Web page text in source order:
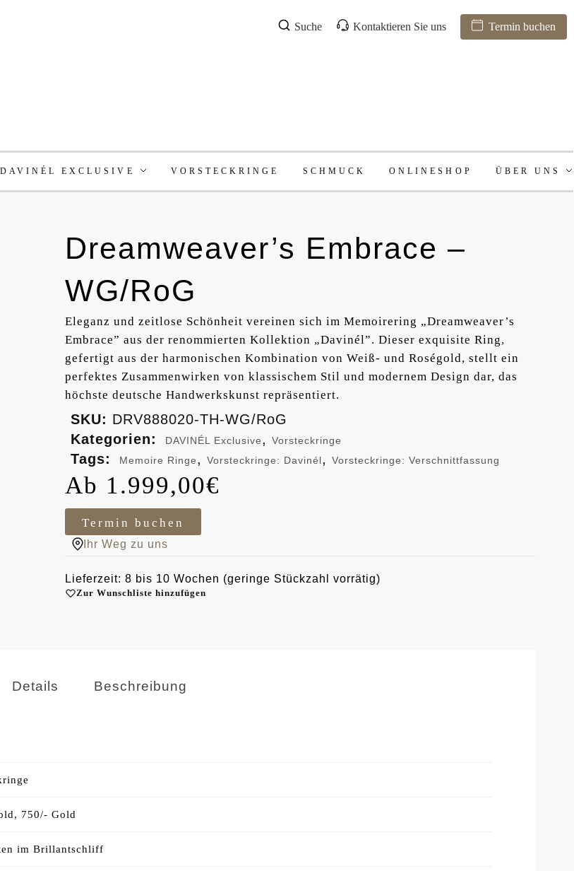
Suche Kontaktieren Sie uns Termin buchen
DAVINÉL EXCLUSIVE VORSTECKRINGE SCHMUCK ONLINESHOP ÜBER UNS
Dreamweaver’s Embrace –
WG/RoG
Eleganz und zeitlose Schönheit vereinen sich im Memoirering „Dreamweaver’s
Embrace” aus der renommierten Kollektion „Davinél”. Dieser exquisite Ring,
gefertigt aus der harmonischen Kombination von Weiß- und Roségold, stellt ein
perfektes Zusammenwirken von klassischem Stil und modernem Design dar, das
höchste deutsche Handwerkskunst repräsentiert.
SKU: DRV888020-TH-WG/RoG
Kategorien:
DAVINÉL Exclusive, Vorsteckringe
Tags: Memoire Ringe, Vorsteckringe: Davinél, Vorsteckringe: Verschnittfassung
1.999,00€
Termin buchen
Ihr Weg zu uns
Lieferzeit: 8 bis 10 Wochen (geringe Stückzahl vorrätig)
Zur Wunschliste hinzufügen
Details Beschreibung
750/- Gold
im Brillantschliff